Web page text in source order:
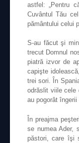
astfel: „Pentru
Cuvântul Tău
pământului celui
S-au făcut şi
trecut Domnul
piatră izvor de
capişte
trei sori. În
odrăslit viile cele
au pogorât
În preajma
se numea Ader,
păstori, care îşi